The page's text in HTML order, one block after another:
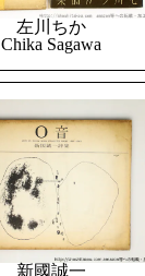
左川ちか
Chika Sagawa
新國誠一